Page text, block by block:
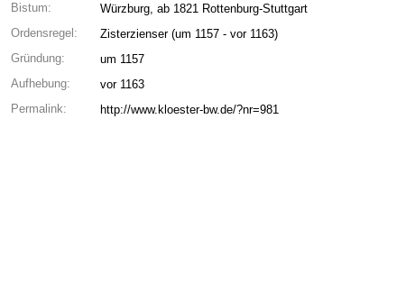
Bistum:
Würzburg, ab 1821 Rottenburg-Stuttgart
Ordensregel:
Zisterzienser(um 1157 - vor 1163)
Gründung:
um 1157
Aufhebung:
vor 1163
Permalink:
http://www.kloester-bw.de/?nr=981